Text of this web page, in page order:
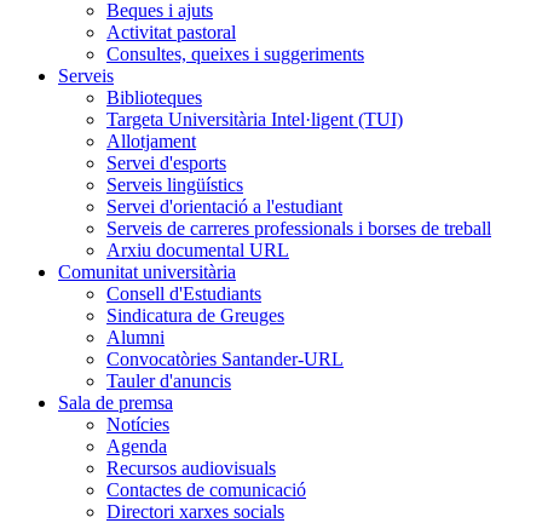
Beques i ajuts
Activitat pastoral
Consultes, queixes i suggeriments
Serveis
Biblioteques
Targeta Universitària Intel·ligent (TUI)
Allotjament
Servei d'esports
Serveis lingüístics
Servei d'orientació a l'estudiant
Serveis de carreres professionals i borses de treball
Arxiu documental URL
Comunitat universitària
Consell d'Estudiants
Sindicatura de Greuges
Alumni
Convocatòries Santander-URL
Tauler d'anuncis
Sala de premsa
Notícies
Agenda
Recursos audiovisuals
Contactes de comunicació
Directori xarxes socials